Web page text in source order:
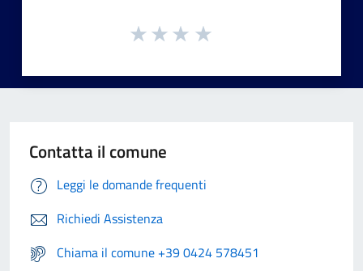
Contatta il comune
Leggi le domande frequenti
Richiedi Assistenza
Chiama il comune +39 0424 578451